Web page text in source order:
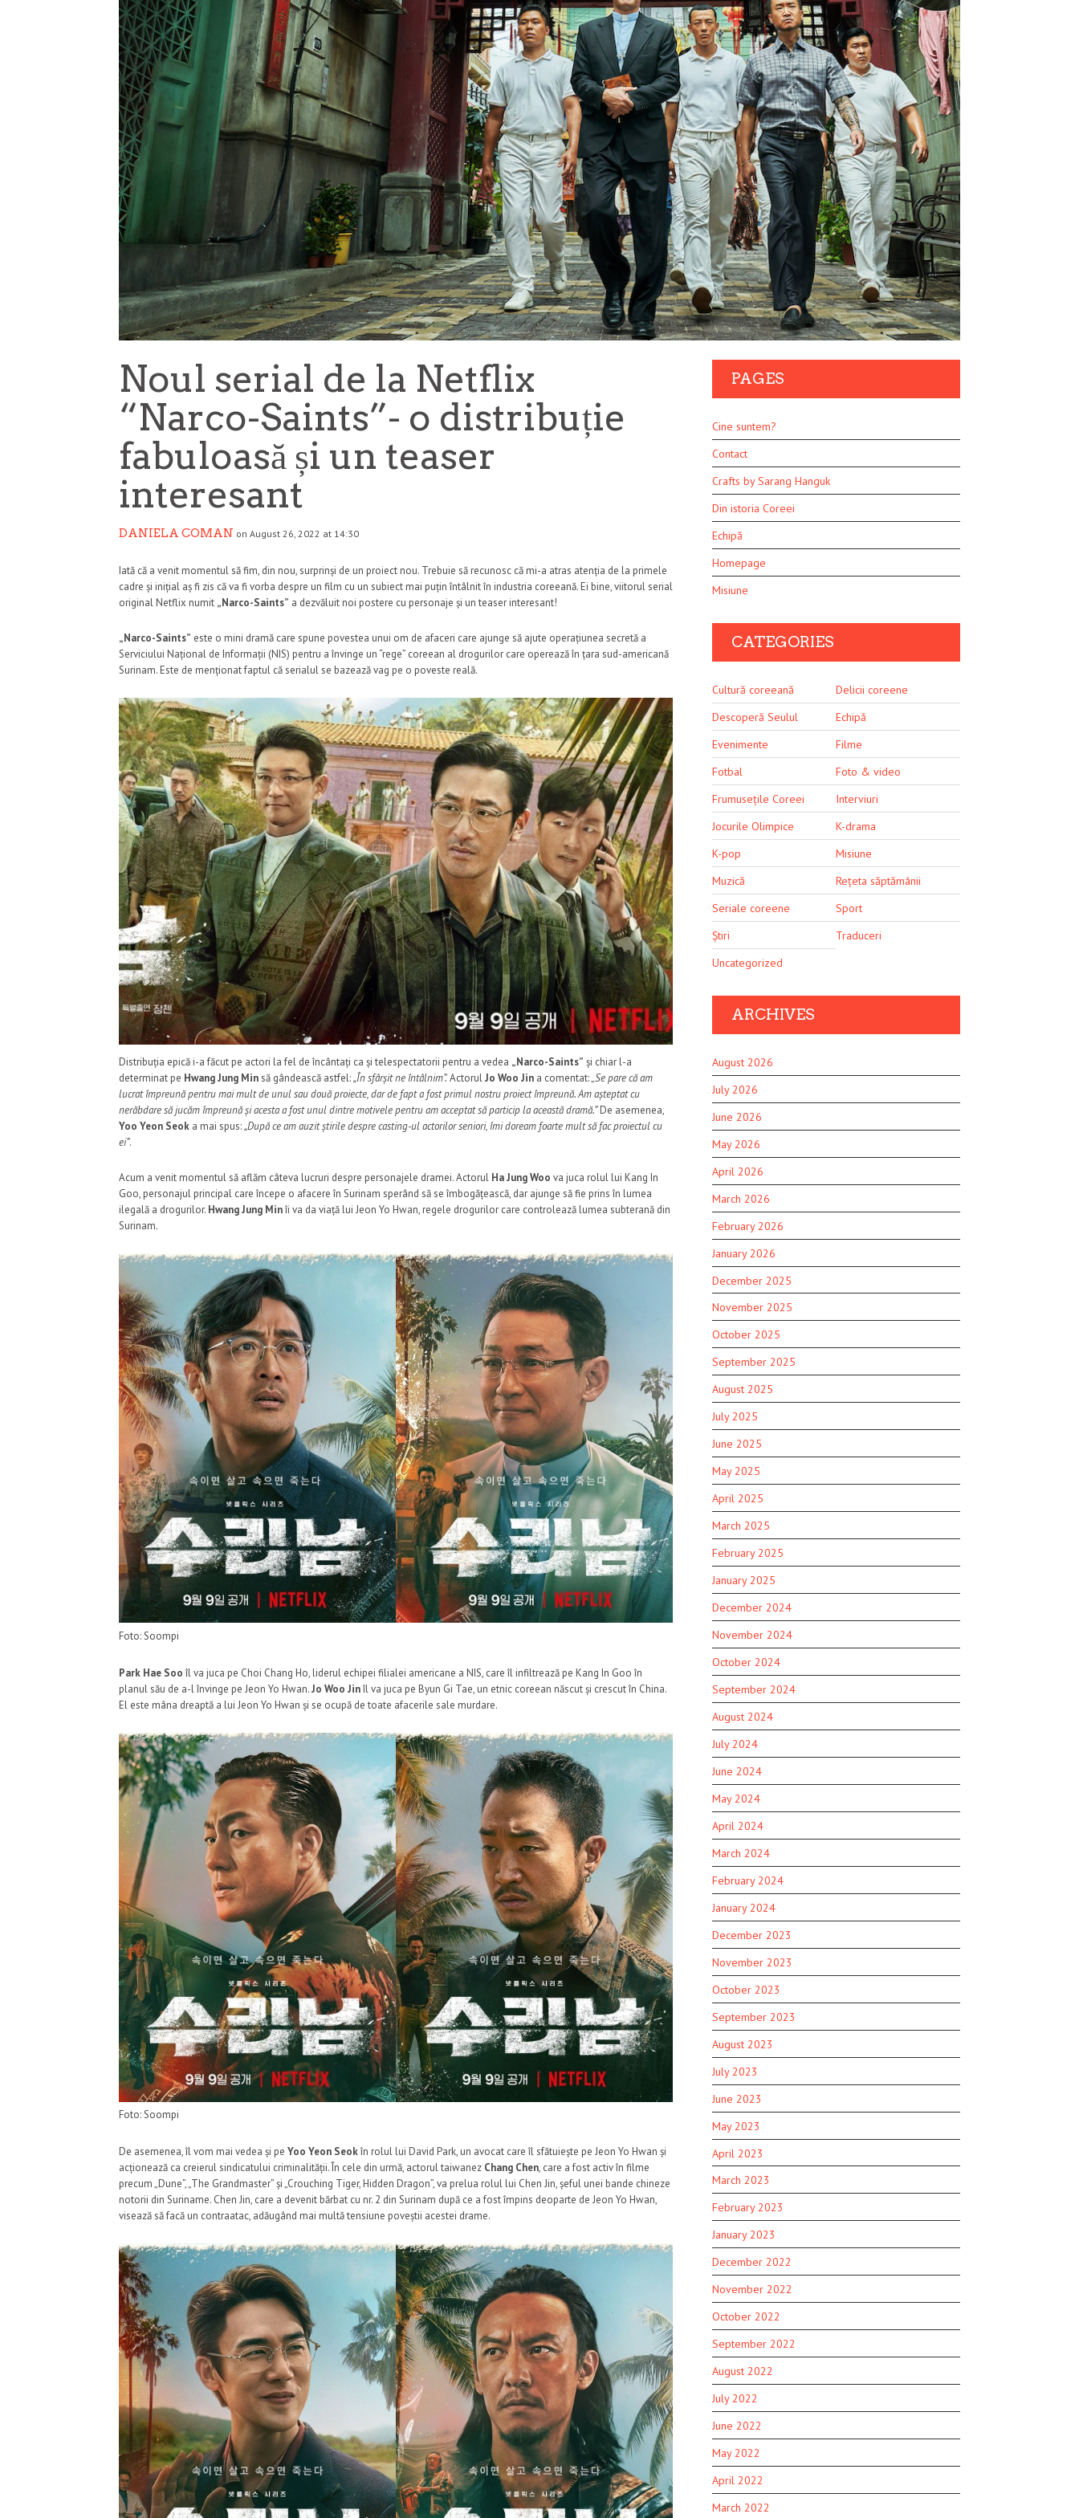
Noul serial de la Netflix
“Narco-Saints”- o distribuție
fabuloasă și un teaser
interesant
DANIELA COMAN on August 26, 2022 at 14:30
Iată că a venit momentul să fim, din nou, surprinși de un proiect nou. Trebuie să recunosc că mi-a atras atenția de la primele
cadre și inițial aș fi zis că va fi vorba despre un film cu un subiect mai puțin întâlnit în industria coreeană. Ei bine, viitorul serial
original Netflix numit „Narco-Saints” a dezvăluit noi postere cu personaje și un teaser interesant!
„Narco-Saints” este o mini dramă care spune povestea unui om de afaceri care ajunge să ajute operațiunea secretă a
Serviciului Național de Informații (NIS) pentru a învinge un “rege” coreean al drogurilor care operează în țara sud-americană
Surinam. Este de menționat faptul că serialul se bazează vag pe o poveste reală.
Distribuția epică i-a făcut pe actori la fel de încântați ca și telespectatorii pentru a vedea „Narco-Saints” și chiar l-a
determinat pe Hwang Jung Minsă gândească astfel:„În sfârșit ne întâlnim”.ActorulJo Woo Jin a comentat: „Se pare că am
lucrat împreună pentru mai mult de unul sau două proiecte, dar de fapt a fost primul nostru proiect împreună. Am așteptat cu
nerăbdare să jucăm împreună și acesta a fost unul dintre motivele pentru am acceptat să particip la această dramă.”De asemenea,
Yoo Yeon Seok a mai spus:„După ce am auzit știrile despre casting-ul actorilor seniori, îmi doream foarte mult să fac proiectul cu
ei”.
Acum a venit momentul să aflăm câteva lucruri despre personajele dramei. Actorul Ha Jung Woo va juca rolul lui Kang In
Goo, personajul principal care începe o afacere în Surinam sperând să se îmbogățească, dar ajunge să fie prins în lumea
ilegală a drogurilor. Hwang Jung Minîi va da viață lui Jeon Yo Hwan, regele drogurilor care controlează lumea subterană din
Surinam.
Foto: Soompi
Park Hae Soo îl va juca pe Choi Chang Ho, liderul echipei filialei americane a NIS, care îl infiltrează pe Kang In Goo în
planul său de a-l învinge pe Jeon Yo Hwan.Jo Woo Jinîl va juca pe Byun Gi Tae, un etnic coreean născut și crescut în China.
El este mâna dreaptă a lui Jeon Yo Hwan și se ocupă de toate afacerile sale murdare.
Foto: Soompi
De asemenea, îl vom mai vedea și pe Yoo Yeon Seokîn rolul lui David Park, un avocat care îl sfătuiește pe Jeon Yo Hwan și
acționează ca creierul sindicatului criminalității. În cele din urmă, actorul taiwanez Chang Chen, care a fost activ în filme
precum „Dune”, „The Grandmaster” și „Crouching Tiger, Hidden Dragon”, va prelua rolul lui Chen Jin, șeful unei bande chineze
notorii din Suriname. Chen Jin, care a devenit bărbat cu nr. 2 din Surinam după ce a fost împins deoparte de Jeon Yo Hwan,
visează să facă un contraatac, adăugând mai multă tensiune poveștii acestei drame.
PAGES
Cine suntem?
Contact
Crafts by Sarang Hanguk
Din istoria Coreei
Echipă
Homepage
Misiune
CATEGORIES
Cultură coreeană
Delicii coreene
Descoperă Seulul
Echipă
Evenimente
Filme
Fotbal
Foto & video
Frumusețile Coreei
Interviuri
Jocurile Olimpice
K-drama
K-pop
Misiune
Muzică
Rețeta săptămânii
Seriale coreene
Sport
Știri
Traduceri
Uncategorized
ARCHIVES
August 2026
July 2026
June 2026
May 2026
April 2026
March 2026
February 2026
January 2026
December 2025
November 2025
October 2025
September 2025
August 2025
July 2025
June 2025
May 2025
April 2025
March 2025
February 2025
January 2025
December 2024
November 2024
October 2024
September 2024
August 2024
July 2024
June 2024
May 2024
April 2024
March 2024
February 2024
January 2024
December 2023
November 2023
October 2023
September 2023
August 2023
July 2023
June 2023
May 2023
April 2023
March 2023
February 2023
January 2023
December 2022
November 2022
October 2022
September 2022
August 2022
July 2022
June 2022
May 2022
April 2022
March 2022